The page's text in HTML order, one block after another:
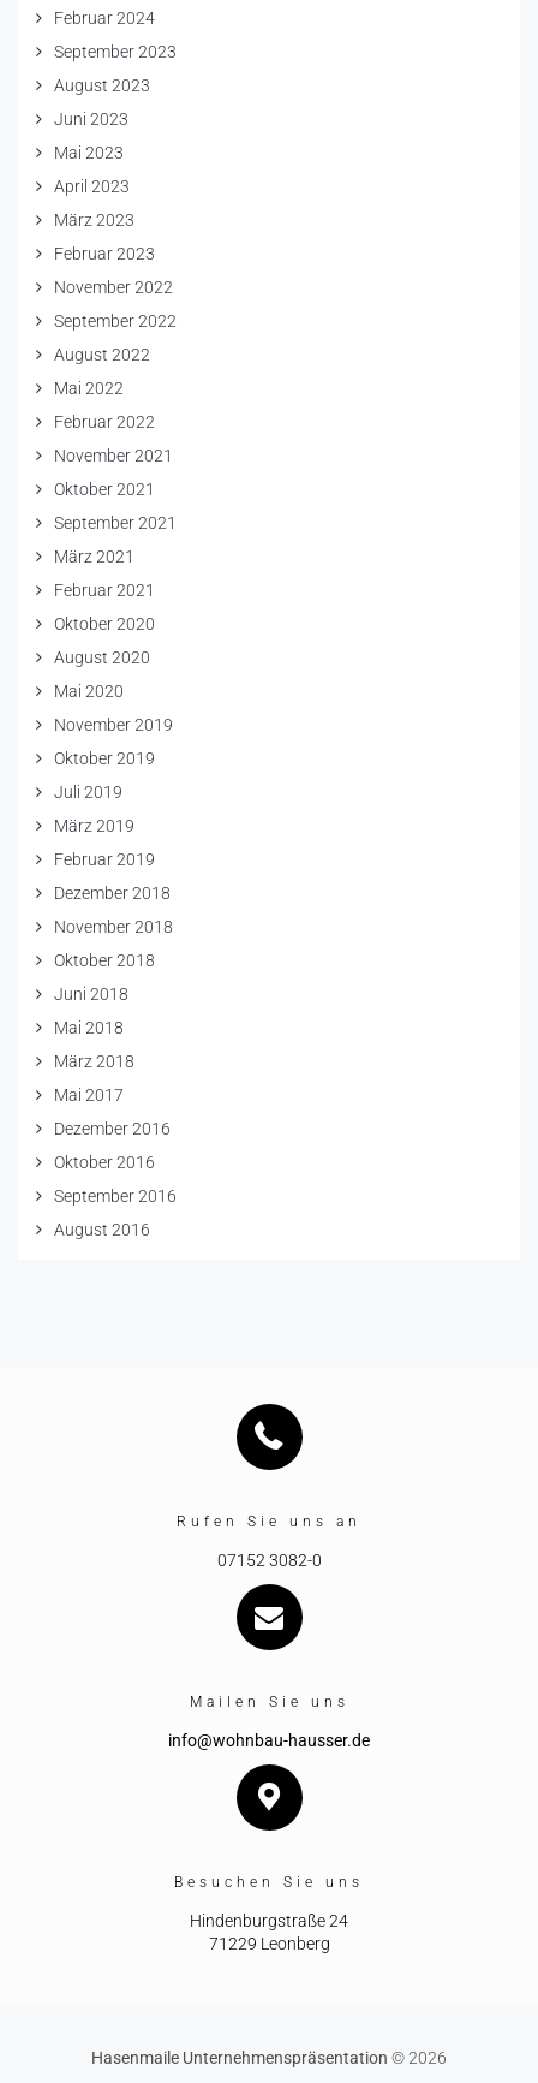
Februar 2024
September 2023
August 2023
Juni 2023
Mai 2023
April 2023
März 2023
Februar 2023
November 2022
September 2022
August 2022
Mai 2022
Februar 2022
November 2021
Oktober 2021
September 2021
März 2021
Februar 2021
Oktober 2020
August 2020
Mai 2020
November 2019
Oktober 2019
Juli 2019
März 2019
Februar 2019
Dezember 2018
November 2018
Oktober 2018
Juni 2018
Mai 2018
März 2018
Mai 2017
Dezember 2016
Oktober 2016
September 2016
August 2016
Rufen Sie uns an
07152 3082-0
Mailen Sie uns
info@wohnbau-hausser.de
Besuchen Sie uns
Hindenburgstraße 24
71229 Leonberg
Hasenmaile Unternehmenspräsentation © 2026